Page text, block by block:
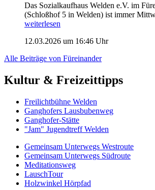
Das Sozialkaufhaus Welden e.V. im
(Schloßhof 5 in Welden) ist immer
weiterlesen
12.03.2026 um 16:46 Uhr
Alle Beiträge von Füreinander
Kultur & Freizeittipps
Freilicht­bühne Welden
Ganghofers Lausbubenweg
Ganghofer-Stätte
"Jam" Jugendtreff Welden
Gemeinsam Unterwegs Westroute
Gemeinsam Unterwegs Südroute
Meditationsweg
LauschTour
Holzwinkel Hörpfad